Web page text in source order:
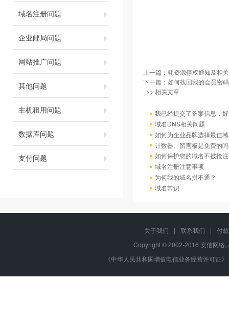
域名注册问题
企业邮局问题
网站推广问题
其他问题
主机租用问题
数据库问题
支付问题
上一篇： 耗资源停权通知及相
下一篇： 如何找回我的会员密
>> 相关文章
我已经提交了备案信息，
域名DNS相关问题
如何为企业品牌选择最佳
计数器、留言板是免费的
如何保护您的域名不被抢注
域名注册注意事项
为何我的域名拼不通？
域名常识
关于我们 | 联系我们 |
付
Copyright © 2002-2016 安信网
《中华人民共和国增值电信业务经营许可